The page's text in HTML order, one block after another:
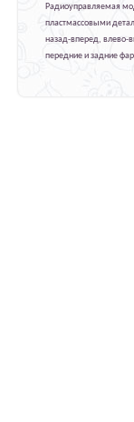
Радиоуправляемая
пластмассовыми
назад-вперед, влево-
передние и задние